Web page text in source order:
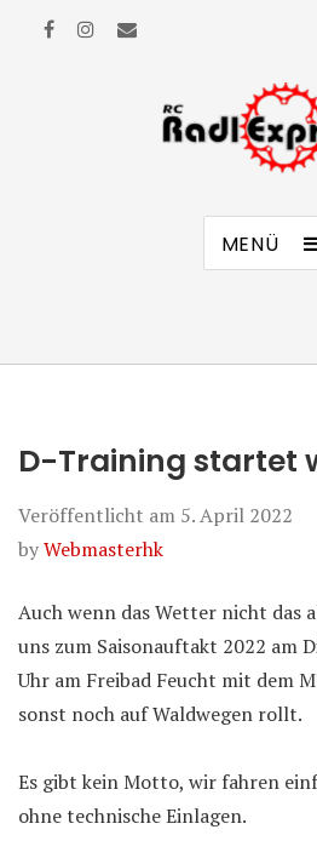
RC Radl Express
MENÜ
D-Training startet
Veröffentlicht am 5. April 2022
byWebmasterhk
Auch wenn das Wetter nicht das
uns zum Saisonauftakt 2022 am
Uhr am Freibad Feucht mit dem
sonst noch auf Waldwegen rollt.
Es gibt kein Motto, wir fahren
ohne technische Einlagen.